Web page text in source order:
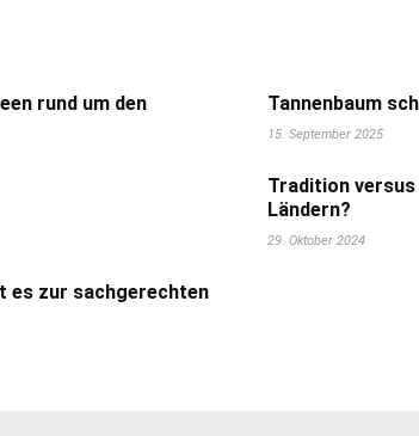
rund um den Tannenbaum
15. September 2025
Tradition versus
Ländern?
29. Oktober 2024
es zur sachgerechten